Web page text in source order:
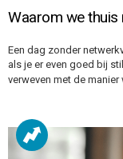
Waarom we thuis
Een dag zonder
als je er even goed bij
verweven met de